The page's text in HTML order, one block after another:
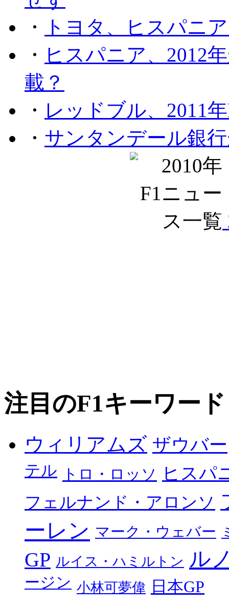
・
トヨタ、ヒスパニ
・ ヒスパニア、2012
載？
・ レッドブル、2011
・ サンタンデール銀
注目のF1キーワード
ウィリアムズ ザウバー
テル トロ・ロッソ ヒスパ
フェルナンド・アロンソ
ーレン マーク・ウェバー
GP ルイス・ハミルトン ル
ージン 小林可夢偉 日本GP